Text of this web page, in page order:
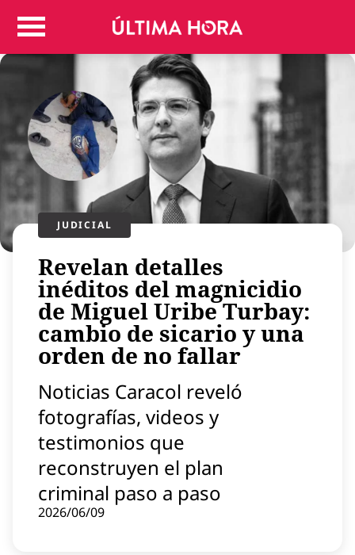
Colombia
Judicial
Politica
Regiones
Deportes
Positivas
Entretenimiento
Vida
Mundo
Virales
Tecnología
Economía
Estilo de vida
Contenido patrocinado
Instagram
JUDICIAL
Revelan detalles
inéditos del magnicidio
de Miguel Uribe Turbay:
cambio de sicario y una
orden de no fallar
Noticias Caracol reveló
fotografías, videos y
testimonios que
reconstruyen el plan
criminal paso a paso
2026/06/09